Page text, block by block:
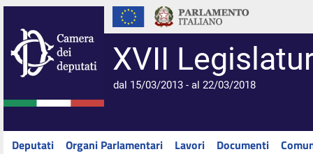
XVII
dal 15/03/2013 - al 22/03/2018
Deputati Organi Parlamentari Lavori Documenti